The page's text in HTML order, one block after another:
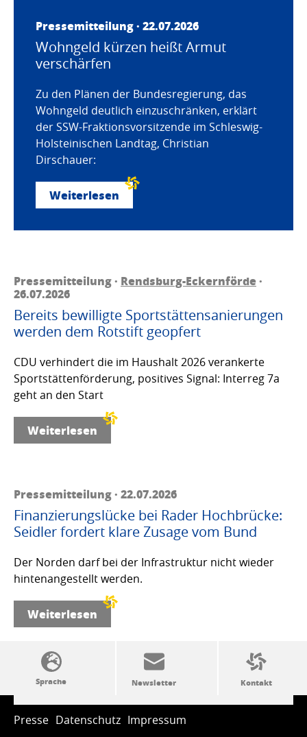
Pressemitteilung · 22.07.2026
Wohngeld kürzen heißt Armut
verschärfen
Zu den Plänen der Bundesregierung, das
Wohngeld deutlich einzuschränken, erklärt
der SSW-Fraktionsvorsitzende im Schleswig-
Holsteinischen Landtag, Christian
Dirschauer:
Weiterlesen
Pressemitteilung · Rendsburg-Eckernförde·
26.07.2026
Bereits bewilligte Sportstättensanierungen
werden dem Rotstift geopfert
CDU verhindert die im Haushalt 2026 verankerte
Sportstättenförderung, positives Signal: Interreg 7a
geht an den Start
Weiterlesen
Pressemitteilung · 22.07.2026
Finanzierungslücke bei Rader Hochbrücke:
Seidler fordert klare Zusage vom Bund
Der Norden darf bei der Infrastruktur nicht wieder
hintenangestellt werden.
Weiterlesen
SSW-Politik von A bis Z
Presse Datenschutz Impressum